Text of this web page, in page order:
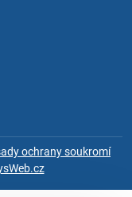
ochrany soukromí